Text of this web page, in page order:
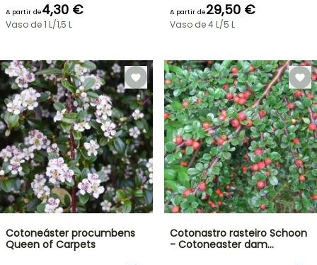
A partir de4,30 €
Vaso de 1 L/1,5 L
A partir de29,50 €
Vaso de 4 L/5 L
Cotoneáster procumbens
Queen of Carpets
Cotonastro rasteiro Schoon
- Cotoneaster dam…